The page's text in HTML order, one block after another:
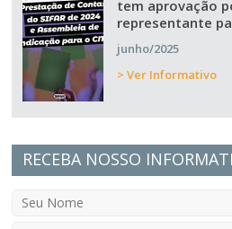
tem aprovação
representante
junho/2025
> Ver Informativo
RECEBA NOSSO